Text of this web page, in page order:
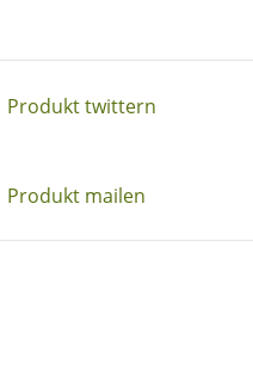
Produkt twittern
Produkt mailen